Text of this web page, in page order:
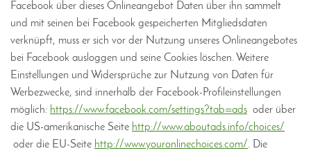
Facebook über dieses Onlineangebot Daten über ihn sammelt
und mit seinen bei Facebook gespeicherten Mitgliedsdaten
verknüpft, muss er sich vor der Nutzung unseres Onlineangebotes
bei Facebook ausloggen und seine Cookies löschen. Weitere
Einstellungen und Widersprüche zur Nutzung von Daten für
Werbezwecke, sind innerhalb der Facebook-Profileinstellungen
möglich: https://www.facebook.com/settings?tab=ads oder über
die US-amerikanische Seite http://www.aboutads.info/choices/
oder die EU-Seite http://www.youronlinechoices.com/. Die